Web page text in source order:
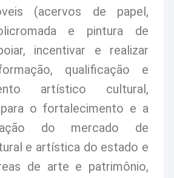
(acervos de papel,
e pintura de
incentivar e realizar
qualificação e
artístico cultural,
o fortalecimento e a
do mercado de
e artística do estado e
de arte e patrimônio,